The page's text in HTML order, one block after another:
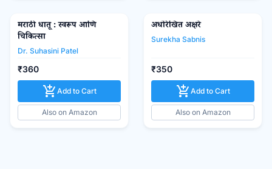
मराठी धातू : स्वरूप आणि
चिकित्सा
Dr. Suhasini Patel
₹360
add_shopping_cart Add to Cart
Also on Amazon
अधोरेखित अक्षरे
Surekha Sabnis
₹350
add_shopping_cart Add to Cart
Also on Amazon